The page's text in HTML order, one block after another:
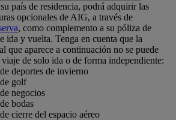
país de residencia, podrá adquirir las
opcionales de AIG, a través de
, como complemento a su póliza de
ida y vuelta. Tenga en cuenta que la
que aparece a continuación no se puede
de solo ida o de forma independiente:
deportes de invierno
golf
negocios
bodas
cierre del espacio aéreo